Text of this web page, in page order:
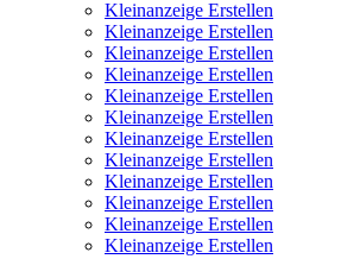
Kleinanzeige Erstellen
Kleinanzeige Erstellen
Kleinanzeige Erstellen
Kleinanzeige Erstellen
Kleinanzeige Erstellen
Kleinanzeige Erstellen
Kleinanzeige Erstellen
Kleinanzeige Erstellen
Kleinanzeige Erstellen
Kleinanzeige Erstellen
Kleinanzeige Erstellen
Kleinanzeige Erstellen